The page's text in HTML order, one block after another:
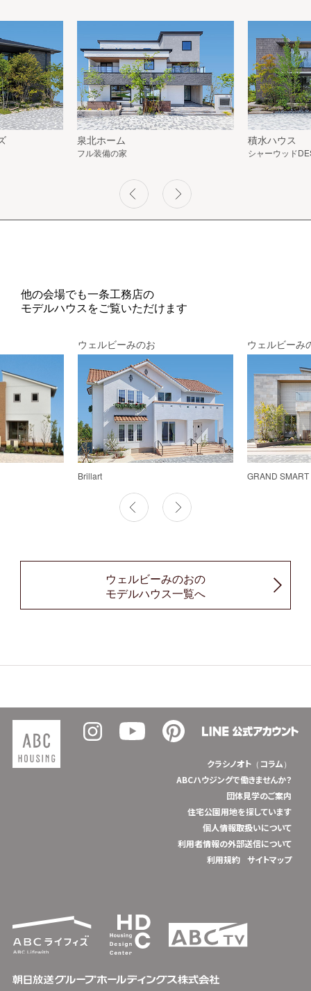
泉北ホーム
フル装備の家
積水ハウス
シャーウッド
他の会場でも一条工務店の
モデルハウスをご覧いただけます
ウェルビーみのお
Brillart
ウェルビーみ
GRAND SMART
ウェルビーみのおの
モデルハウス一覧へ
クラシノオト（コラム）
ABCハウジングで働きませんか？
団体見学のご案内
住宅公園用地を探しています
個人情報取扱いについて
利用者情報の外部送信について
利用規約
サイトマップ